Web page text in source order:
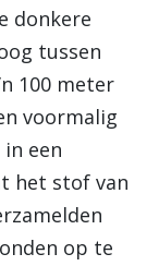
donkere
tussen
100 meter
voormalig
een
het stof van
op te